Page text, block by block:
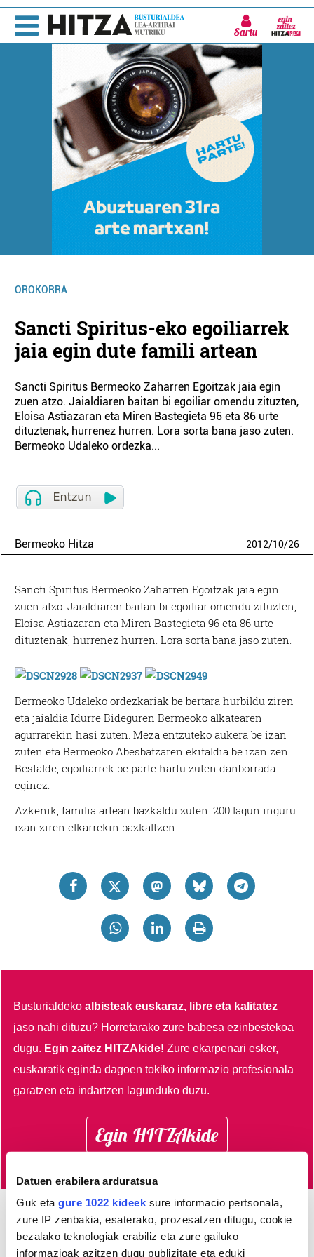
Datuen erabilera arduratsua
Guk eta gure 1022 kideek sure informacio pertsonala,
zure IP zenbakia, esaterako, prozesatzen ditugu, cookie
bezalako teknologiak erabiliz eta zure gailuko
informazioak azitzen dugu publizitate eta eduki
Sartu
OROKORRA
Sancti Spiritus-eko egoiliarrek
jaia egin dute famili artean
Sancti Spiritus Bermeoko Zaharren Egoitzak jaia egin
zuen atzo. Jaialdiaren baitan bi egoiliar omendu zituzten,
Eloisa Astiazaran eta Miren Bastegieta 96 eta 86 urte
dituztenak, hurrenez hurren. Lora sorta bana jaso zuten.
Bermeoko Udaleko ordezka...
Bermeoko Hitza 2012/10/26
Sancti Spiritus Bermeoko Zaharren Egoitzak jaia egin
zuen atzo. Jaialdiaren baitan bi egoiliar omendu zituzten,
Eloisa Astiazaran eta Miren Bastegieta 96 eta 86 urte
dituztenak, hurrenez hurren. Lora sorta bana jaso zuten.
Bermeoko Udaleko ordezkariak be bertara hurbildu ziren
eta jaialdia Idurre Bideguren Bermeoko alkatearen
agurrarekin hasi zuten. Meza entzuteko aukera be izan
zuten eta Bermeoko Abesbatzaren ekitaldia be izan zen.
Bestalde, egoiliarrek be parte hartu zuten danborrada
eginez.
Azkenik, familia artean bazkaldu zuten. 200 lagun inguru
izan ziren elkarrekin bazkaltzen.
Busturialdekoalbisteak euskaraz, libre eta kalitatez
jaso nahi dituzu? Horretarako zure babesa ezinbestekoa
dugu. Egin zaitez HITZAkide!Zure ekarpenari esker,
euskaratik eginda dagoen tokiko informazio profesionala
garatzen eta indartzen lagunduko duzu.
Egin HITZAkide
AGENDA